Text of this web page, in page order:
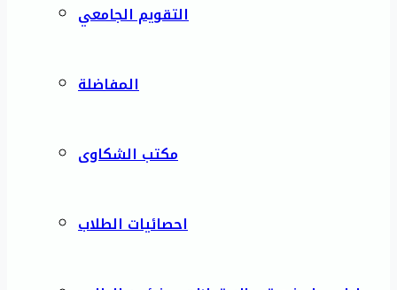
التقويم الجامعي
المفاضلة
مكتب الشكاوى
احصائيات الطلاب